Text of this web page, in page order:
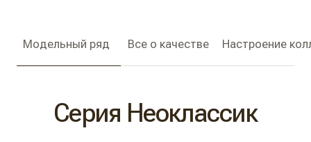
Модельный ряд Все о качестве Настроение
Серия Неоклассик